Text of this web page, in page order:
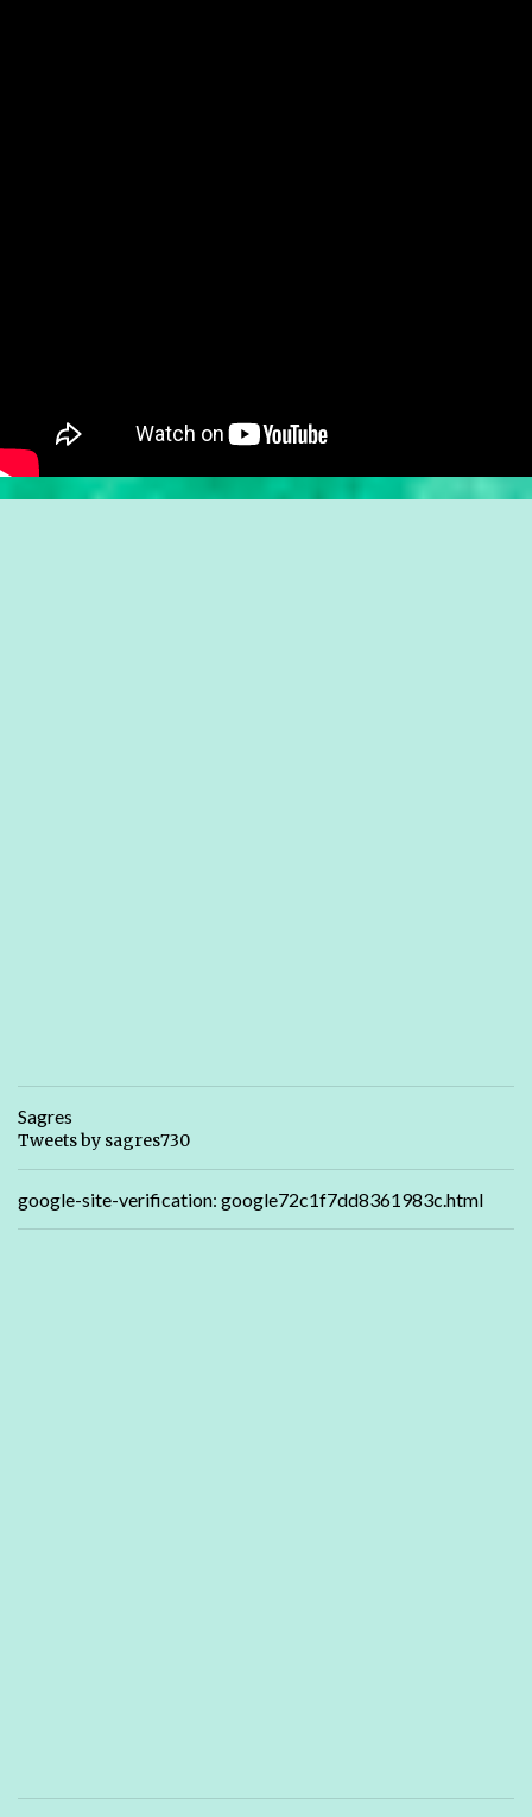
Sagres
Tweets by sagres730
google-site-verification: google72c1f7dd8361983c.html